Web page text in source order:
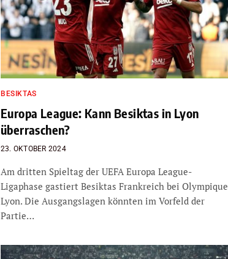
BESIKTAS
Europa League: Kann Besiktas in Lyon
überraschen?
23. OKTOBER 2024
Am dritten Spieltag der UEFA Europa League-
Ligaphase gastiert Besiktas Frankreich bei Olympique
Lyon. Die Ausgangslagen könnten im Vorfeld der
Partie…